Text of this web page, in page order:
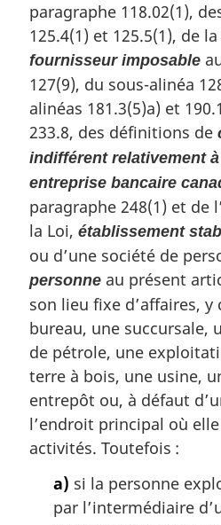
paragraphe 118.02(1),
125.4(1) et 125.5(1), de
fournisseur imposable
127(9), du sous-alinéa
alinéas 181.3(5)a) et
233.8, des définitions de
indifférent relativement à
entreprise bancaire
paragraphe 248(1) et de
la Loi, établissement
ou d’une société de
personne au présent
son lieu fixe d’affaires, y
bureau, une succursale,
de pétrole, une
terre à bois, une usine,
entrepôt ou, à défaut
l’endroit principal où
activités. Toutefois :
a) si la personne
par l’intermédiaire